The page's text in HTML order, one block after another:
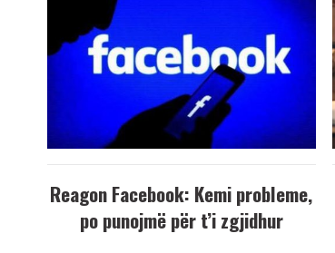
Reagon Facebook: Kemi probleme,
po punojmë për t’i zgjidhur